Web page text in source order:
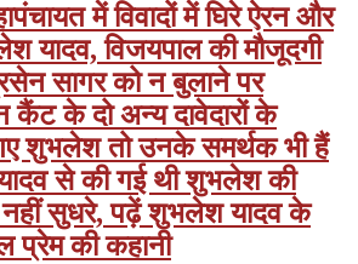
में विवादों में घिरे ऐरन और
यादव, विजयपाल की मौजूदगी
सागर को न बुलाने पर
कैंट के दो अन्य दावेदारों के
शुभलेश तो उनके समर्थक भी हैं
से की गई थी शुभलेश की
नहीं सुधरे, पढ़ें शुभलेश यादव के
प्रेम की कहानी